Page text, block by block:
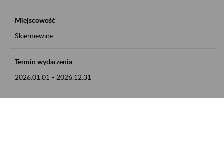
Miejscowość
Skierniewice
Termin wydarzenia
2026.01.01 - 2026.12.31